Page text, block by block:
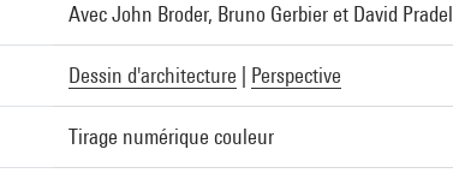
Avec John Broder, Bruno Gerbier et David Pradel
Dessin d'architecture Perspective
Tirage numérique couleur